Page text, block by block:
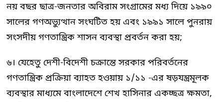
নয় বছর ছাত্র-জনতার অবিরাম সংগ্রামের মধ্য দিয়ে ১৯৯০
সালের গণঅভ্যুত্থান সংঘটিত হয় এবং ১৯৯১ সালে পুনরায়
সংসদীয় গণতান্ত্রিক শাসন ব্যবস্থা প্রবর্তন করা হয়;
৬। যেহেতু দেশী-বিদেশী চক্রান্তে সরকার পরিবর্তনের
গণতান্ত্রিক প্রক্রিয়া ব্যাহত হওয়ায় ১/১১ -এর ষড়যন্ত্রমূলক
ব্যবস্থার মাধ্যমে বাংলাদেশে শেখ হাসিনার একচ্ছত্র ক্ষমতা,